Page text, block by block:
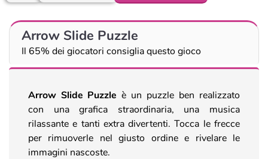
Arrow Slide Puzzle
Il 65% dei giocatori consiglia questo gioco
Arrow Slide Puzzle è un puzzle ben realizzato
con una grafica straordinaria, una musica
rilassante e tanti extra divertenti. Tocca le frecce
per rimuoverle nel giusto ordine e rivelare le
immagini nascoste.